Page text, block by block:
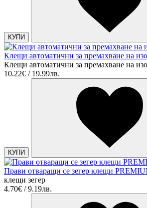
КУПИ
Клещи автоматични за премахване на
Клещи автоматични за премахване на
10.22€ / 19.99лв.
КУПИ
Прави отваращи се зегер клещи
клещи зегер
4.70€ / 9.19лв.